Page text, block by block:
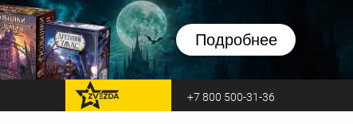
Подробнее
перейти на Zvezda +7 800 500-31-36